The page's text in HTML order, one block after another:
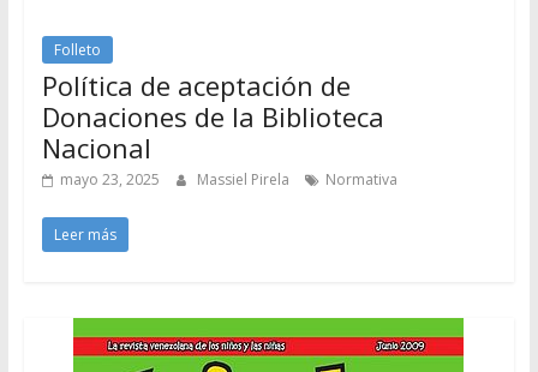
Folleto
Política de aceptación de
Donaciones de la Biblioteca
Nacional
mayo 23, 2025 Massiel Pirela Normativa
Leer más